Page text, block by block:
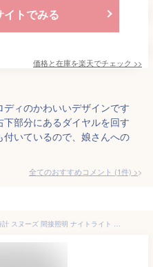
イトでみる
価格と在庫を楽天でチェック >>
ィのかわいいデザインです
部分にあるダイヤルを回す
いているので、娘さんへの
全てのおすすめコメント (1件) >
ユニコーン ライト 時計 目覚まし時計 スヌーズ 間接照明 ナイトライト 育児ライト 授乳ライト 置き時計 子供 置時計 ゆめかわ アニマル 柔らか シリコン コードレス 充電式 おしゃれ かわいい 北欧 ペガサス